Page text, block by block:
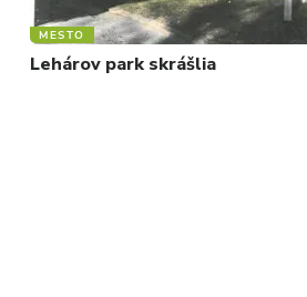
MESTO
Lehárov park skrášlia